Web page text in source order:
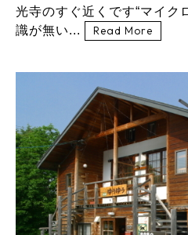
光寺のすぐ近くです“マイク
識が無い...
Read More